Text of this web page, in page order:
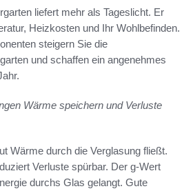
liefert mehr als Tageslicht. Er
Heizkosten und Ihr Wohlbefinden.
steigern Sie die
und schaffen ein angenehmes
Wärme speichern und Verluste
Wärme durch die Verglasung fließt.
Verluste spürbar. Der g-Wert
durchs Glas gelangt. Gute